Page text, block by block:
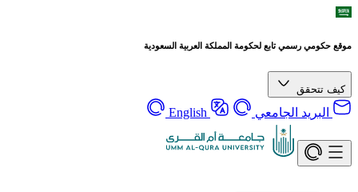
موقع حكومي رسمي تابع لحكومة المملكة العربية السعودية
كيف تتحقق
البريد الجامعي English